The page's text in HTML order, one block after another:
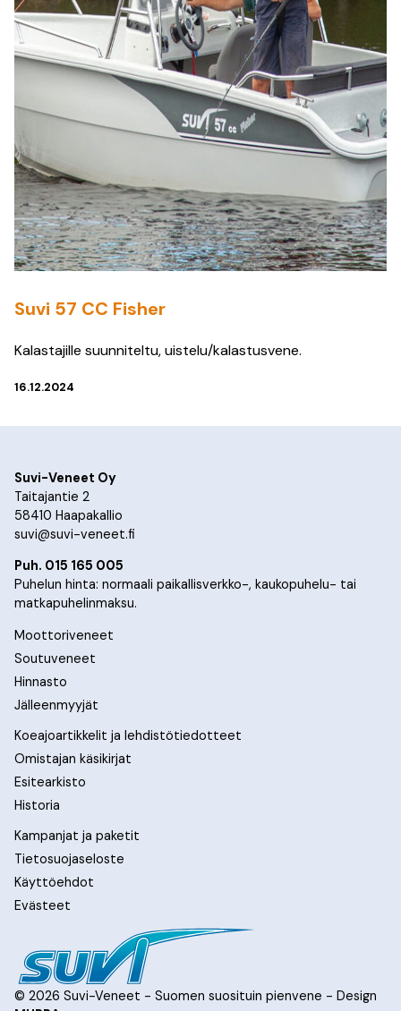
Suvi 57 CC Fisher
Kalastajille suunniteltu, uistelu/kalastusvene.
16.12.2024
Suvi-Veneet Oy
Taitajantie 2
58410 Haapakallio
suvi@suvi-veneet.fi
Puh. 015 165 005
Puhelun hinta: normaali paikallisverkko-, kaukopuhelu- tai
matkapuhelinmaksu.
Moottoriveneet
Soutuveneet
Hinnasto
Jälleenmyyjät
Koeajoartikkelit ja lehdistötiedotteet
Omistajan käsikirjat
Esitearkisto
Historia
Kampanjat ja paketit
Tietosuojaseloste
Käyttöehdot
Evästeet
© 2026 Suvi-Veneet - Suomen suosituin pienvene - Design